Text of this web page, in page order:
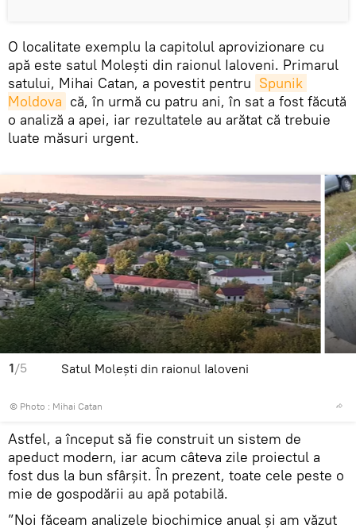
O localitate exemplu la capitolul aprovizionare cu
apă este satul Molești din raionul Ialoveni. Primarul
satului, Mihai Catan, a povestit pentru Spunik
Moldova că, în urmă cu patru ani, în sat a fost făcută
o analiză a apei, iar rezultatele au arătat că trebuie
luate măsuri urgent.
1/5
© Photo : Mihai Catan
Satul Molești din raionul Ialoveni
Astfel, a început să fie construit un sistem de
apeduct modern, iar acum câteva zile proiectul a
fost dus la bun sfârșit. În prezent, toate cele peste o
mie de gospodării au apă potabilă.
”Noi făceam analizele biochimice anual și am văzut